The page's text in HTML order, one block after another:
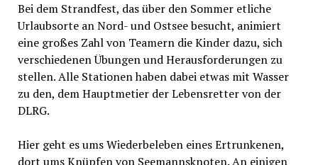
Bei dem Strandfest, das über den Sommer etliche
Urlaubsorte an Nord- und Ostsee besucht, animiert
eine großes Zahl von Teamern die Kinder dazu, sich
verschiedenen Übungen und Herausforderungen zu
stellen. Alle Stationen haben dabei etwas mit Wasser
zu den, dem Hauptmetier der Lebensretter von der
DLRG.
Hier geht es ums Wiederbeleben eines Ertrunkenen,
dort ums Knüpfen von Seemannsknoten. An einigen